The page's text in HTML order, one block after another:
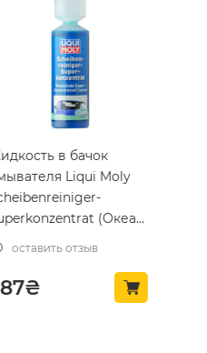
в бачок
Liqui Moly
(Океан)
(21708-lm)
оставить отзыв
₴